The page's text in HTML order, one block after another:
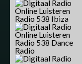
Radio 538 Ibiza
Radio 538 Dance
Radio